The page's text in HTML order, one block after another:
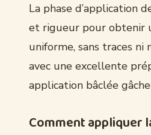
La phase d’application
et rigueur pour obtenir
uniforme, sans traces ni
avec une excellente
application bâclée
Comment appliquer